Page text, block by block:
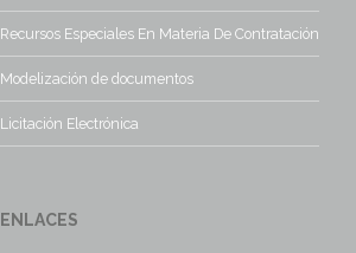
Recursos Especiales En Materia De Contratación
Modelización de documentos
Licitación Electrónica
ENLACES